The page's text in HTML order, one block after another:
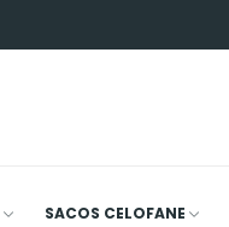
SACOS CELOFANE